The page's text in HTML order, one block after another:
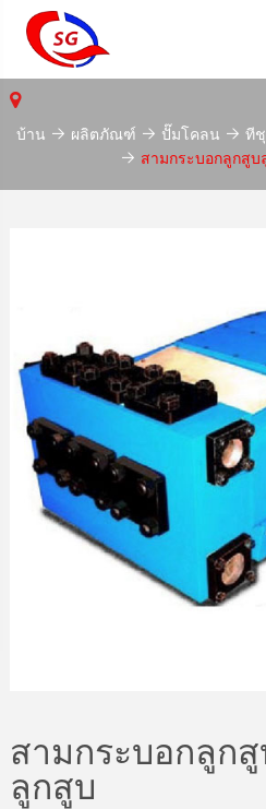
สามกระบอกลูก
ลูกสูบ
บ้าน ผลิตภัณฑ์ ปั๊มโคลน
ที
สามกระบอกลูกสู